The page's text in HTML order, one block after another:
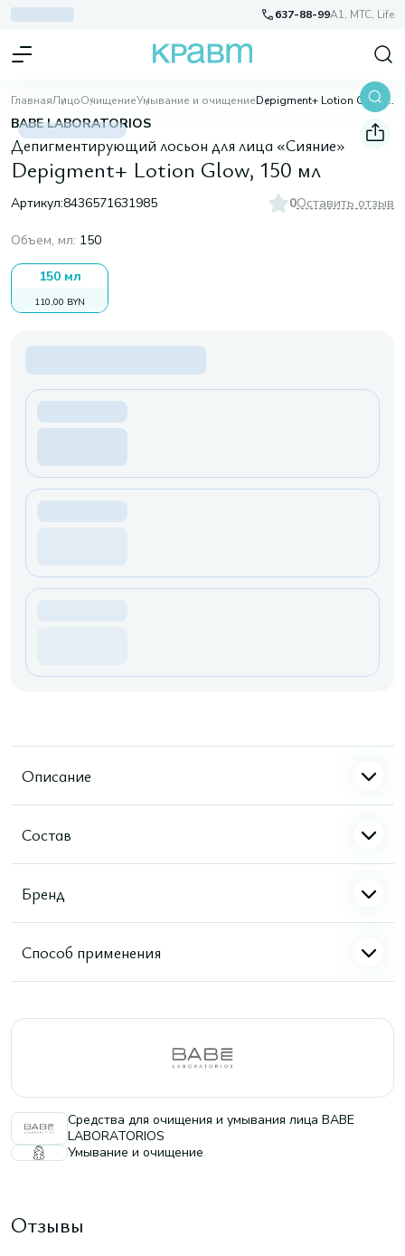
637-88-99A1, МТС, Life
ГлавнаяЛицоОчищениеУмывание и очищение Depigment+ Lotion Glow, 150 мл
BABE LABORATORIOS
Депигментирующий лосьон для лица «Сияние»
Depigment+ Lotion Glow, 150 мл
Артикул:8436571631985 0Оставить отзыв
Объем, мл: 150
150 мл
110,00 BYN
Описание
Состав
Бренд
Способ применения
Средства для очищения и умывания лица BABE
LABORATORIOS
Умывание и очищение
Отзывы